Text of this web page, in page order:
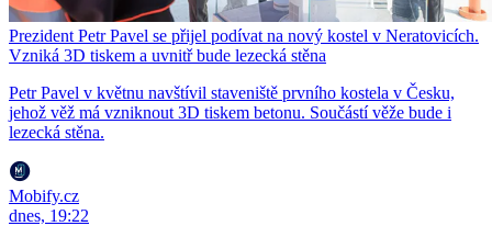
Prezident Petr Pavel se přijel podívat na nový kostel v Neratovicích.
Vzniká 3D tiskem a uvnitř bude lezecká stěna
Petr Pavel v květnu navštívil staveniště prvního kostela v Česku,
jehož věž má vzniknout 3D tiskem betonu. Součástí věže bude i
lezecká stěna.
Mobify.cz
dnes, 19:22